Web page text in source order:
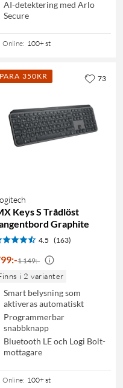
AI-detektering med Arlo
Secure
Online: 100+ st
350KR
Keys S Trådlöst
Graphite
4.5 (163)
:-1 149:-
i 2 varianter
Smart belysning som
aktiveras automatiskt
Programmerbar
snabbknapp
Bluetooth LE och Logi Bolt-
mottagare
Online: 100+ st
73